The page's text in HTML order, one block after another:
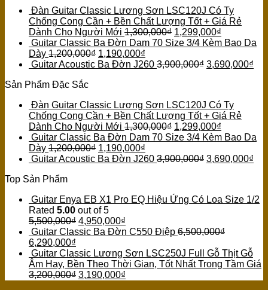
Đàn Guitar Classic Lương Sơn LSC120J Có Ty
Chống Cong Cần + Bền Chất Lượng Tốt + Giá Rẻ
Dành Cho Người Mới 1,300,000₫ 1,299,000₫
Guitar Classic Ba Đờn Dam 70 Size 3/4 Kèm Bao Da
Dày 1,200,000₫ 1,190,000₫
Guitar Acoustic Ba Đờn J260 3,900,000₫ 3,690,000₫
Sản Phẩm Đặc Sắc
Đàn Guitar Classic Lương Sơn LSC120J Có Ty
Chống Cong Cần + Bền Chất Lượng Tốt + Giá Rẻ
Dành Cho Người Mới 1,300,000₫ 1,299,000₫
Guitar Classic Ba Đờn Dam 70 Size 3/4 Kèm Bao Da
Dày 1,200,000₫ 1,190,000₫
Guitar Acoustic Ba Đờn J260 3,900,000₫ 3,690,000₫
Top Sản Phẩm
Guitar Enya EB X1 Pro EQ Hiệu Ứng Có Loa Size 1/2
Rated 5.00 out of 5
5,500,000₫ 4,950,000₫
Guitar Classic Ba Đờn C550 Điệp 6,500,000₫
6,290,000₫
Guitar Classic Lương Sơn LSC250J Full Gỗ Thịt Gỗ
Âm Hay, Bền Theo Thời Gian, Tốt Nhất Trong Tầm Giá
3,200,000₫ 3,190,000₫